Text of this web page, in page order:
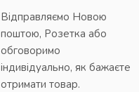
Відправляємо Новою
поштою, Розетка або
обговоримо
індивідуально, як бажаєте
отримати товар.